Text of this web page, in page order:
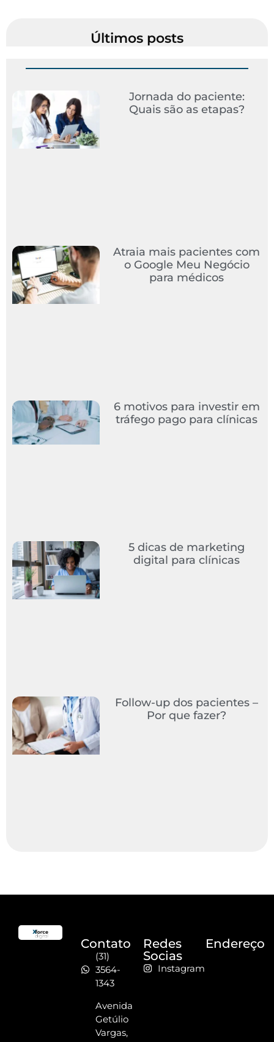
Últimos posts
Jornada do paciente:
Quais são as etapas?
Atraia mais pacientes com
o Google Meu Negócio
para médicos
6 motivos para investir em
tráfego pago para clínicas
5 dicas de marketing
digital para clínicas
Follow-up dos pacientes –
Por que fazer?
Contato
(31)
3564-
1343
Avenida
Getúlio
Vargas,
Redes
Socias
Instagram
Endereço